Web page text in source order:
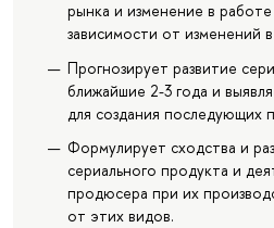
рынка и изменение в
зависимости от изменений
Прогнозирует развитие
ближайшие 2-3 года и
для создания последующих
Формулирует сходства и
сериального продукта и
продюсера при их
от этих видов.